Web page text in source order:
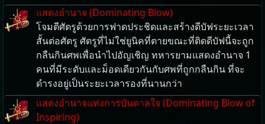
แสดงอำนาจ (Dominating Blow)
โจมตีศัตรูด้วยการฟาดประชิดและสร้างดีบัฟระยะเวลา
สั้นต่อศัตรู ศัตรูที่ไม่ใช่ยูนิคที่ตายขณะที่ติดดีบัฟนี้จะถูก
กลืนกินศพเพื่อนำไปอัญเชิญ ทหารยามแสดงอำนาจ 1
คนที่มีระดับและม็อดเดียวกันกับศพที่ถูกกลืนกิน ที่จะ
ดำรงอยู่เป็นระยะเวลารองที่นานกว่า
แสดงอำนาจแห่งการบันดาลใจ (Dominating Blow of
Inspiring)